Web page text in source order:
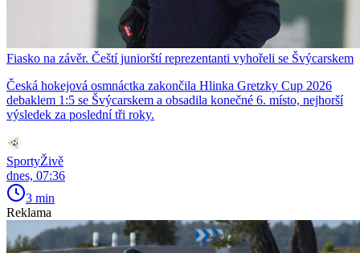
Fiasko na závěr. Čeští juniorští reprezentanti vyhořeli se Švýcarskem
Česká hokejová osmnáctka zakončila Hlinka Gretzky Cup 2026
debaklem 1:5 se Švýcarskem a obsadila konečné 6. místo, nejhorší
výsledek za poslední tři roky.
SportyŽivě
dnes, 07:36
3 min
Reklama